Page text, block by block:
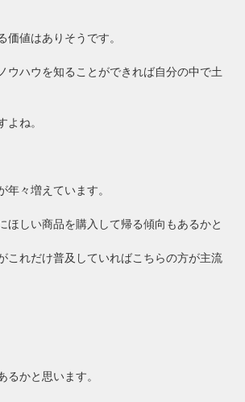
価値はありそうです。
ウハウを知ることができれば自分の中で土
よね。
年々増えています。
ほしい商品を購入して帰る傾向もあるかと
これだけ普及していればこちらの方が主流
るかと思います。